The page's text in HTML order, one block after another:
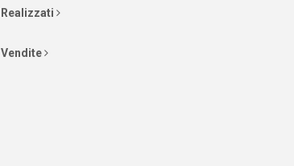
Realizzati
Vendite